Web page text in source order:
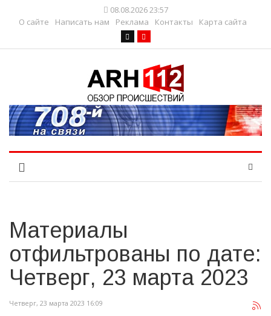
08.08.2026 23:57
О сайте
Написать нам Реклама Контакты Карта сайта
Материалы
отфильтрованы по дате:
Четверг, 23 марта 2023
Четверг, 23 марта 2023 16:09